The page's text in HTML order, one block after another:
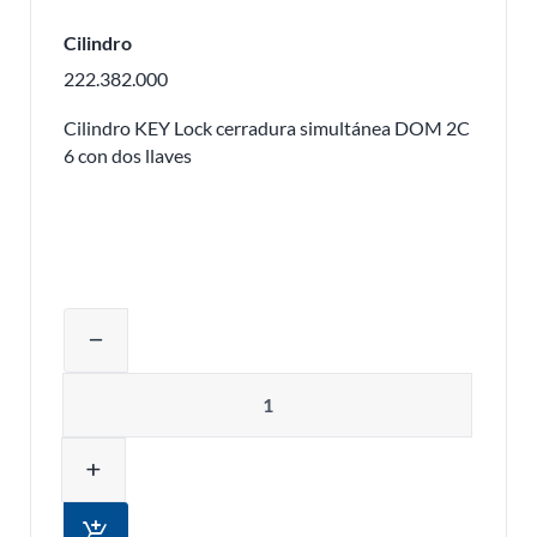
Cilindro
222.382.000
Cilindro KEY Lock cerradura simultánea DOM 2C
6 con dos llaves
remove
add